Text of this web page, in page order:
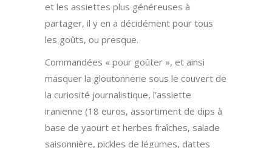
et les assiettes plus généreuses à
partager, il y en a décidément pour tous
les goûts, ou presque.
Commandées « pour goûter », et ainsi
masquer la gloutonnerie sous le couvert de
la curiosité journalistique, l’assiette
iranienne (18 euros, assortiment de dips à
base de yaourt et herbes fraîches, salade
saisonnière, pickles de légumes, dattes